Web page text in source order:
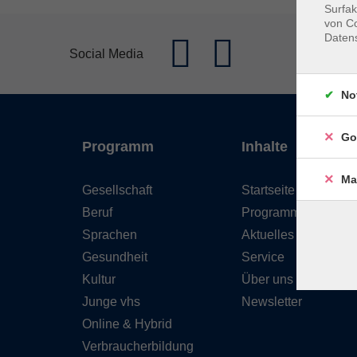
Social Media
Programm
Gesellschaft
Beruf
Sprachen
Gesundheit
Kultur
Junge vhs
Online & Hybrid
Verbraucherbildung
Inhalte
Startseite
Programm
Aktuelles
Service
Über uns
Newsletter
von